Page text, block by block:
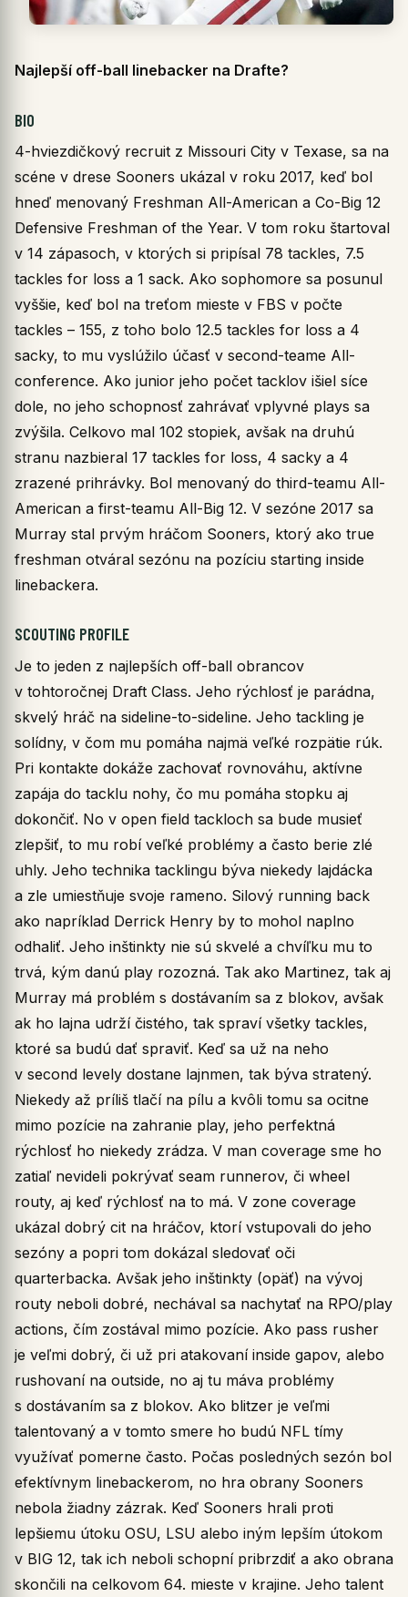
Najlepší off-ball linebacker na Drafte?
BIO
4-hviezdičkový recruit z Missouri City v Texase, sa na
scéne v drese Sooners ukázal v roku 2017, keď bol
hneď menovaný Freshman All-American a Co-Big 12
Defensive Freshman of the Year. V tom roku štartoval
v 14 zápasoch, v ktorých si pripísal 78 tackles, 7.5
tackles for loss a 1 sack. Ako sophomore sa posunul
vyššie, keď bol na treťom mieste v FBS v počte
tackles – 155, z toho bolo 12.5 tackles for loss a 4
sacky, to mu vyslúžilo účasť v second-teame All-
conference. Ako junior jeho počet tacklov išiel síce
dole, no jeho schopnosť zahrávať vplyvné plays sa
zvýšila. Celkovo mal 102 stopiek, avšak na druhú
stranu nazbieral 17 tackles for loss, 4 sacky a 4
zrazené prihrávky. Bol menovaný do third-teamu All-
American a first-teamu All-Big 12. V sezóne 2017 sa
Murray stal prvým hráčom Sooners, ktorý ako true
freshman otváral sezónu na pozíciu starting inside
linebackera.
SCOUTING PROFILE
Je to jeden z najlepších off-ball obrancov
v tohtoročnej Draft Class. Jeho rýchlosť je parádna,
skvelý hráč na sideline-to-sideline. Jeho tackling je
solídny, v čom mu pomáha najmä veľké rozpätie rúk.
Pri kontakte dokáže zachovať rovnováhu, aktívne
zapája do tacklu nohy, čo mu pomáha stopku aj
dokončiť. No v open field tackloch sa bude musieť
zlepšiť, to mu robí veľké problémy a často berie zlé
uhly. Jeho technika tacklingu býva niekedy lajdácka
a zle umiestňuje svoje rameno. Silový running back
ako napríklad Derrick Henry by to mohol naplno
odhaliť. Jeho inštinkty nie sú skvelé a chvíľku mu to
trvá, kým danú play rozozná. Tak ako Martinez, tak aj
Murray má problém s dostávaním sa z blokov, avšak
ak ho lajna udrží čistého, tak spraví všetky tackles,
ktoré sa budú dať spraviť. Keď sa už na neho
v second levely dostane lajnmen, tak býva stratený.
Niekedy až príliš tlačí na pílu a kvôli tomu sa ocitne
mimo pozície na zahranie play, jeho perfektná
rýchlosť ho niekedy zrádza. V man coverage sme ho
zatiaľ nevideli pokrývať seam runnerov, či wheel
routy, aj keď rýchlosť na to má. V zone coverage
ukázal dobrý cit na hráčov, ktorí vstupovali do jeho
sezóny a popri tom dokázal sledovať oči
quarterbacka. Avšak jeho inštinkty (opäť) na vývoj
routy neboli dobré, nechával sa nachytať na RPO/play
actions, čím zostával mimo pozície. Ako pass rusher
je veľmi dobrý, či už pri atakovaní inside gapov, alebo
rushovaní na outside, no aj tu máva problémy
s dostávaním sa z blokov. Ako blitzer je veľmi
talentovaný a v tomto smere ho budú NFL tímy
využívať pomerne často. Počas posledných sezón bol
efektívnym linebackerom, no hra obrany Sooners
nebola žiadny zázrak. Keď Sooners hrali proti
lepšiemu útoku OSU, LSU alebo iným lepším útokom
v BIG 12, tak ich neboli schopní pribrzdiť a ako obrana
skončili na celkovom 64. mieste v krajine. Jeho talent